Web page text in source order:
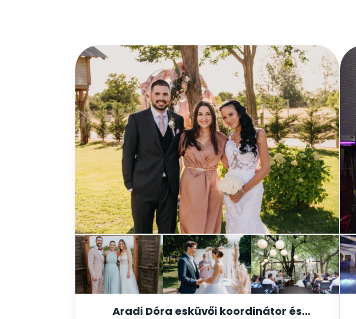
Aradi Dóra esküvői koordinátor és